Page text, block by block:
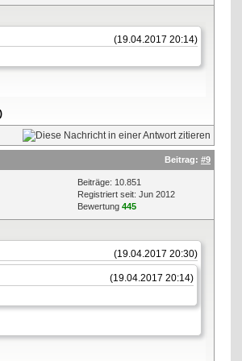
(19.04.2017 20:14)
Beitrag: #9
Beiträge: 10.851
Registriert seit: Jun 2012
Bewertung 445
(19.04.2017 20:30)
(19.04.2017 20:14)